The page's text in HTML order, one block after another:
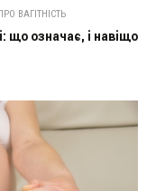
ВАГІТНІСТЬ
що означає, і навіщо